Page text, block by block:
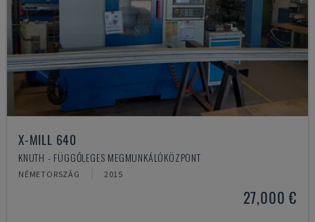
X-MILL 640
KNUTH - FÜGGŐLEGES MEGMUNKÁLÓKÖZPONT
NÉMETORSZÁG 2015
27,000 €